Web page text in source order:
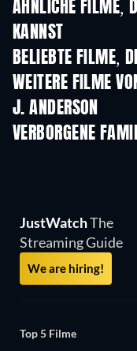
ÄHNLICHE FILME,
KANNST
BELIEBTE FILME,
WEITERE FILME
J. ANDERSON
VERBORGENE
JustWatchThe
Streaming Guide
We are hiring!
Top 5 Filme